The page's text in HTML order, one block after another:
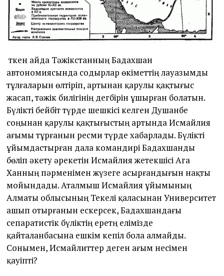
Өткен айда Тәжікстанның Бадахшан
автономиясында содырлар өкіметтің лауазымды
тұлғаларын өлтіріп, артынан қарулы қақтығыс
жасап, тәжік билігінің дегбірін ұшырған болатын.
Бүлікті бейбіт түрде шешкісі келген Душанбе
соңынан қарулы қақтығыстың артында Исмайлия
ағымы тұрғанын ресми түрде хабарлады. Бүлікті
ұйымдастырған дала командирі Бадахшанды
бөліп әкету әрекетін Исмайлия жетекшісі Ага
Ханның пәрменімен жүзеге асырғандығын нақты
мойындады. Аталмыш Исмайлия ұйымының
Алматы облысының Текелі қаласынан Университет
ашып отырғанын ескерсек, Бадахшандағы
сепаратистік бүліктің еретң елімізде
қайталанбасына ешкім кепіл бола алмайды.
Сонымен, Исмайлиттер деген ағым несімен
қауіпті?